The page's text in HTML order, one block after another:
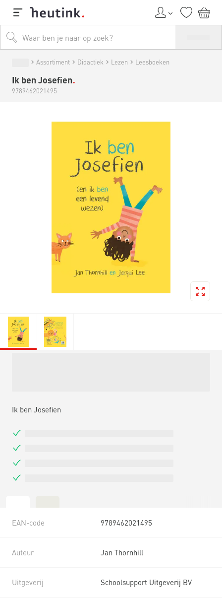
Assortiment Didactiek Lezen Leesboeken
Ik ben Josefien
9789462021495
Ik ben Josefien
EAN-code 9789462021495
Auteur Jan Thornhill
Uitgeverij Schoolsupport Uitgeverij BV